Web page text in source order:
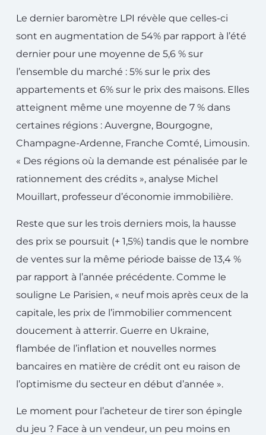
Le dernier baromètre LPI révèle que celles-ci
sont en augmentation de 54% par rapport à l’été
dernier pour une moyenne de 5,6 % sur
l’ensemble du marché : 5% sur le prix des
appartements et 6% sur le prix des maisons. Elles
atteignent même une moyenne de 7 % dans
certaines régions : Auvergne, Bourgogne,
Champagne-Ardenne, Franche Comté, Limousin.
« Des régions où la demande est pénalisée par le
rationnement des crédits », analyse Michel
Mouillart, professeur d’économie immobilière.
Reste que sur les trois derniers mois, la hausse
des prix se poursuit (+ 1,5%) tandis que le nombre
de ventes sur la même période baisse de 13,4 %
par rapport à l’année précédente. Comme le
souligne Le Parisien, « neuf mois après ceux de la
capitale, les prix de l’immobilier commencent
doucement à atterrir. Guerre en Ukraine,
flambée de l’inflation et nouvelles normes
bancaires en matière de crédit ont eu raison de
l’optimisme du secteur en début d’année ».
Le moment pour l’acheteur de tirer son épingle
du jeu ? Face à un vendeur, un peu moins en